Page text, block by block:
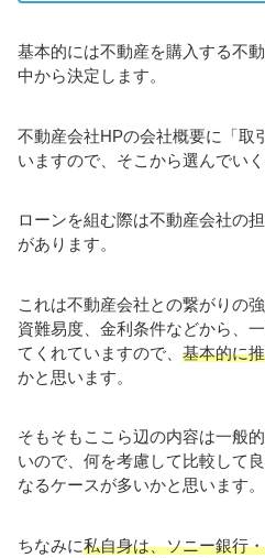
基本的には不動産を購入する不
中から決定します。
不動産会社HPの会社概要に「取
いますので、そこから選んでいく
ローンを組む際は不動産会社の
があります。
これは不動産会社との繋がりの
資難易度、金利条件などから、
てくれていますので、 基本的に
かと思います。
そもそもここら辺の内容は一般
いので、何を考慮して比較して
なるケースが多いかと思います。
ちなみに私自身は、ソニー銀行